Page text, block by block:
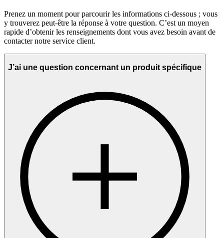
Prenez un moment pour parcourir les informations ci-dessous ; vous
y trouverez peut-être la réponse à votre question. C’est un moyen
rapide d’obtenir les renseignements dont vous avez besoin avant de
contacter notre service client.
J’ai une question concernant un produit spécifique